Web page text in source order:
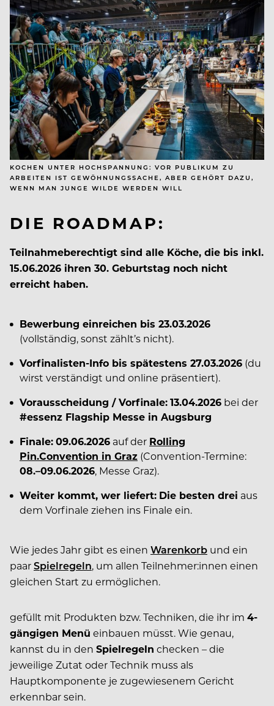
KOCHEN UNTER HOCHSPANNUNG: VOR PUBLIKUM ZU
ARBEITEN IST GEWÖHNUNGSSACHE, ABER GEHÖRT DAZU,
WENN MAN JUNGE WILDE WERDEN WILL
DIE ROADMAP:
Teilnahmeberechtigt sind alle Köche, die bis inkl.
15.06.2026 ihren 30. Geburtstag noch nicht
erreicht haben.
Bewerbung einreichen bis 23.03.2026
(vollständig, sonst zählt’s nicht).
Vorfinalisten-Info bis spätestens 27.03.2026 (du
wirst verständigt und online präsentiert).
Vorausscheidung / Vorfinale:13.04.2026 bei der
#essenz Flagship Messe in Augsburg
Finale:09.06.2026 auf der Rolling
Pin.Convention in Graz (Convention-Termine:
08.–09.06.2026, Messe Graz).
Weiter kommt, wer liefert: Die besten drei aus
dem Vorfinale ziehen ins Finale ein.
Wie jedes Jahr gibt es einen Warenkorb und ein
paarSpielregeln, um allen Teilnehmer:innen einen
gleichen Start zu ermöglichen.
gefüllt mit Produkten bzw. Techniken, die ihr im 4-
gängigen Menü einbauen müsst. Wie genau,
kannst du in den Spielregeln checken – die
jeweilige Zutat oder Technik muss als
Hauptkomponente je zugewiesenem Gericht
erkennbar sein.